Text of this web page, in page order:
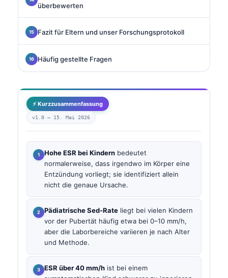
überbewerten
Fazit für Eltern und unser Forschungsprotokoll
Häufig gestellte Fragen
⚡ Kurzzusammenfassung
v1.0 — 15. Mai 2026
Hohe ESR bei Kindern bedeutet
normalerweise, dass irgendwo im Körper eine
Entzündung vorliegt; sie identifiziert allein
nicht die genaue Ursache.
Pädiatrische Sed-Rate liegt bei vielen Kindern
vor der Pubertät häufig etwa bei 0–10 mm/h,
aber die Laborbereiche variieren je nach Alter
und Methode.
ESR über 40 mm/h ist bei einem